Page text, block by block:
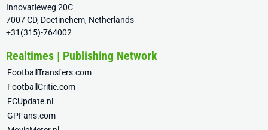
Innovatieweg 20C
7007 CD, Doetinchem, Netherlands
+31(315)-764002
Realtimes | Publishing Network
FootballTransfers.com
FootballCritic.com
FCUpdate.nl
GPFans.com